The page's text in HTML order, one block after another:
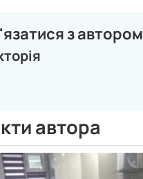
з автором
автора